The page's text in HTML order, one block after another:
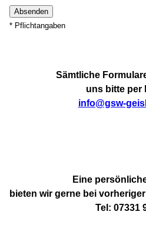
* Pflichtangaben
Sämtliche
uns bitte per
info@gsw-
Eine
bieten wir gerne bei
Tel: 07331